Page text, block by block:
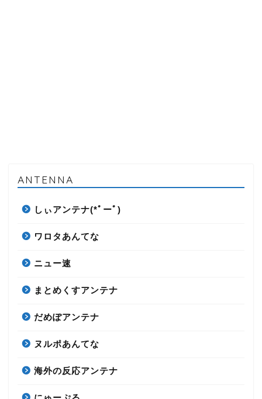
ANTENNA
しぃアンテナ(*ﾟーﾟ)
ワロタあんてな
ニュー速
まとめくすアンテナ
だめぽアンテナ
ヌルポあんてな
海外の反応アンテナ